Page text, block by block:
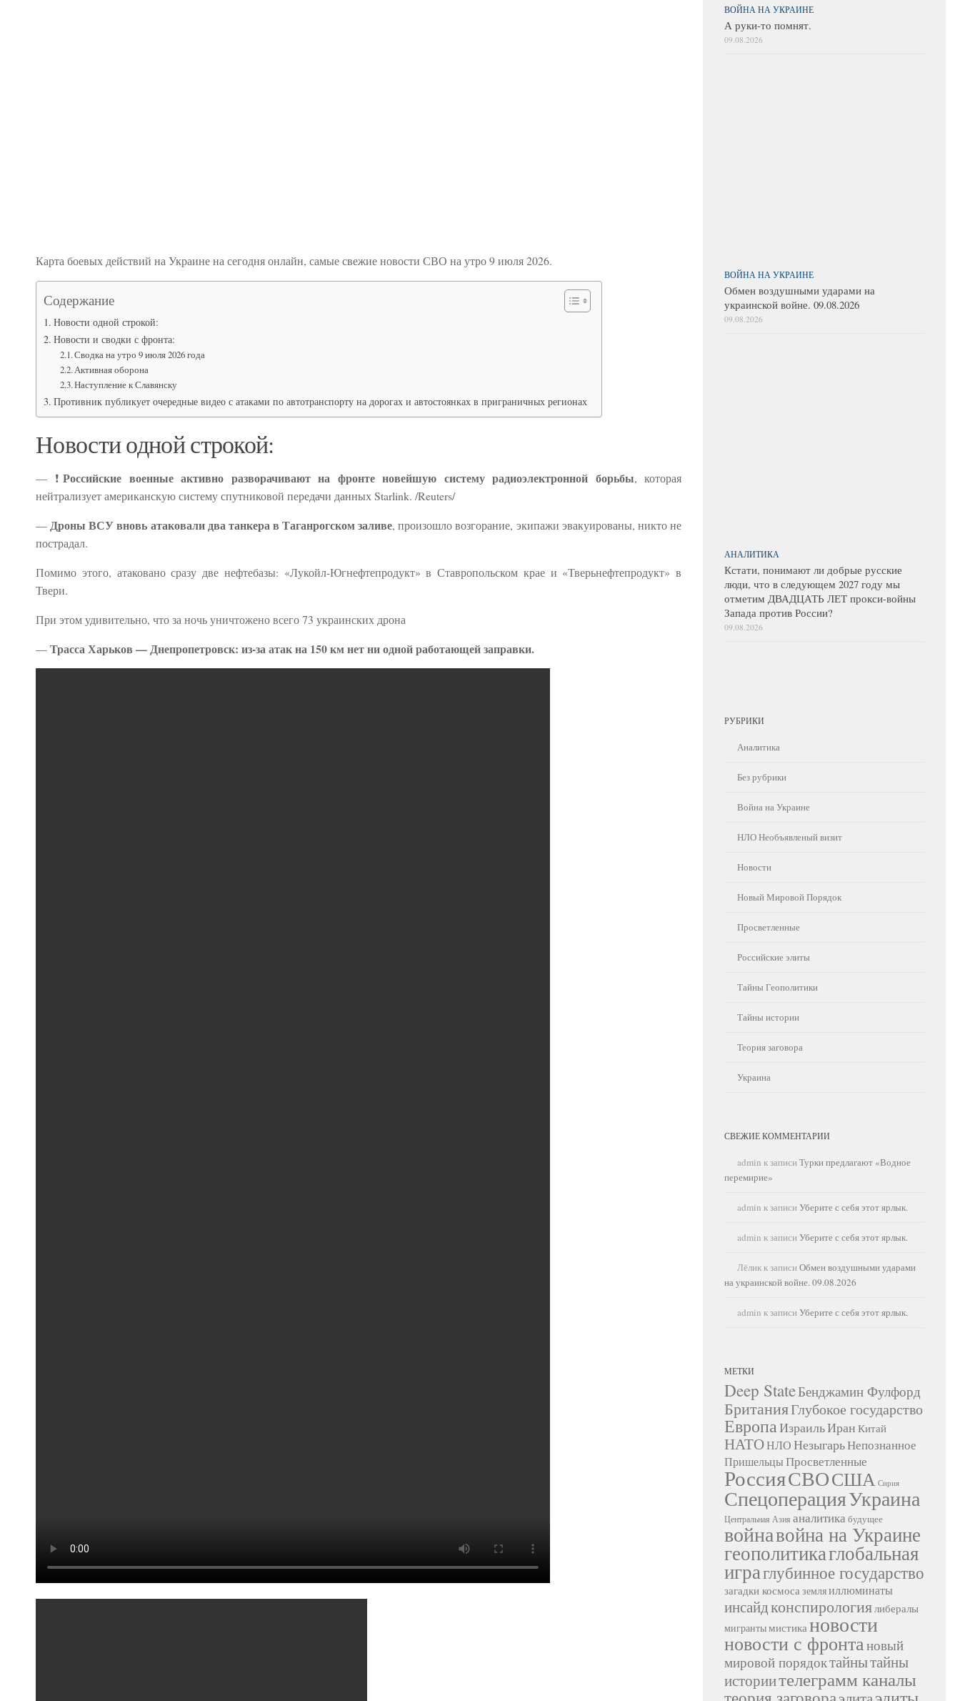
Карта боевых действий на Украине на сегодня онлайн, самые свежие новости СВО на утро 9 июля 2026.
Содержание
Новости одной строкой:
Новости и сводки с фронта:
Сводка на утро 9 июля 2026 года
Активная оборона
Наступление к Славянску
Противник публикует очередные видео с атаками по автотранспорту на дорогах и автостоянках в приграничных регионах
Новости одной строкой:
— ❗️ Российские военные активно разворачивают на фронте новейшую систему радиоэлектронной борьбы, которая
нейтрализует американскую систему спутниковой передачи данных Starlink. /Reuters/
—Дроны ВСУ вновь атаковали два танкера в Таганрогском заливе, произошло возгорание, экипажи эвакуированы, никто не
пострадал.
Помимо этого, атаковано сразу две нефтебазы: «Лукойл-Югнефтепродукт» в Ставропольском крае и «Тверьнефтепродукт» в
Твери.
При этом удивительно, что за ночь уничтожено всего 73 украинских дрона
—Трасса Харьков — Днепропетровск: из-за атак на 150 км нет ни одной работающей заправки.
ВОЙНА НА УКРАИНЕ
А руки-то помнят.
09.08.2026
ВОЙНА НА УКРАИНЕ
Обмен воздушными ударами на
украинской войне. 09.08.2026
09.08.2026
АНАЛИТИКА
Кстати, понимают ли добрые русские
люди, что в следующем 2027 году мы
отметим ДВАДЦАТЬ ЛЕТ прокси-войны
Запада против России?
09.08.2026
РУБРИКИ
Аналитика
Без рубрики
Война на Украине
НЛО Необъявленый визит
Новости
Новый Мировой Порядок
Просветленные
Российские элиты
Тайны Геополитики
Тайны истории
Теория заговора
Украина
СВЕЖИЕ КОММЕНТАРИИ
admin к записи Турки предлагают «Водное
перемирие»
admin к записи Уберите с себя этот ярлык.
admin к записи Уберите с себя этот ярлык.
Лёликк записи Обмен воздушными ударами
на украинской войне. 09.08.2026
admin к записи Уберите с себя этот ярлык.
МЕТКИ
Deep StateБенджамин Фулфорд
БританияГлубокое государство
ЕвропаИзраильИран Китай
НАТОНЛОНезыгарьНепознанное
ПришельцыПросветленные
РоссияСВОСША Сирия
СпецоперацияУкраина
Центральная Азия аналитика будущее
войнавойна на Украине
геополитикаглобальная
играглубинное государство
загадки космоса земляиллюминаты
инсайдконспирологиялибералы
мигрантымистика новости
новости с фронта новый
мировой порядоктайнытайны
историителеграмм каналы